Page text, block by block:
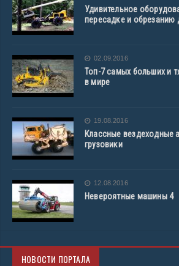
Удивительное
пересадке и обрезанию
02.09.2016
Топ-7 самых больших и
в мире
19.08.2016
Классные вездеходные
грузовики
12.08.2016
Невероятные машины 4
НОВОСТИ ПОРТАЛА